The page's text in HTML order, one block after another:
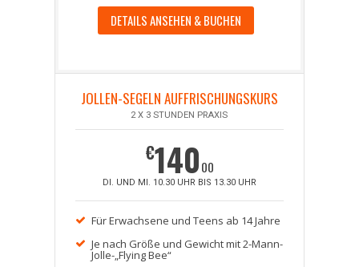
DETAILS ANSEHEN & BUCHEN
JOLLEN-SEGELN AUFFRISCHUNGSKURS
2 X 3 STUNDEN PRAXIS
€14000
DI. UND MI. 10.30 UHR BIS 13.30 UHR
Für Erwachsene und Teens ab 14 Jahre
Je nach Größe und Gewicht mit 2-Mann-
Jolle-„Flying Bee“